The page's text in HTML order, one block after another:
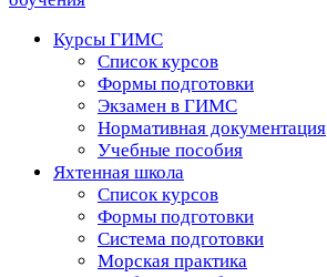
Курсы ГИМС
Список курсов
Формы подготовки
Экзамен в ГИМС
Нормативная документация
Учебные пособия
Яхтенная школа
Список курсов
Формы подготовки
Cистема подготовки
Морская практика